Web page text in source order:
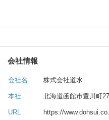
会社情報
会社名 株式会社道水
本社 北海道函館市豊川町
URL https://